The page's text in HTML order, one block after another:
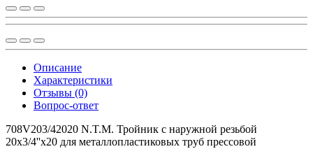
Описание
Характеристики
Отзывы (0)
Вопрос-ответ
708V203/42020 N.T.M. Тройник с наружной резьбой
20x3/4''x20 для металлопластиковых труб прессовой